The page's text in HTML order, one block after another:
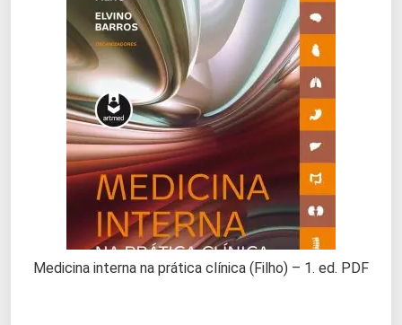
Medicina interna na prática clínica (Filho) – 1. ed. PDF